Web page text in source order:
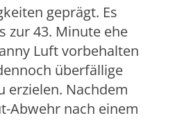
geprägt. Es
zur 43. Minute ehe
Luft vorbehalten
überfällige
erzielen. Nachdem
Abwehr nach einem